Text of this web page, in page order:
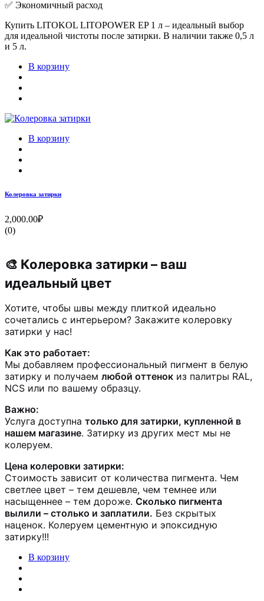
✅ Экономичный расход
Купить LITOKOL LITOPOWER EP 1 л – идеальный выбор
для идеальной чистоты после затирки. В наличии также 0,5 л
и 5 л.
В корзину
В корзину
Колеровка затирки
2,000.00₽
(0)
🎨 Колеровка затирки – ваш
идеальный цвет
Хотите, чтобы швы между плиткой идеально
сочетались с интерьером? Закажите колеровку
затирки у нас!
Как это работает:
Мы добавляем профессиональный пигмент в белую
затирку и получаем любой оттенок из палитры RAL,
NCS или по вашему образцу.
Важно:
Услуга доступна только для затирки, купленной в
нашем магазине. Затирку из других мест мы не
колеруем.
Цена колеровки затирки:
Стоимость зависит от количества пигмента. Чем
светлее цвет – тем дешевле, чем темнее или
насыщеннее – тем дороже. Сколько пигмента
вылили – столько и заплатили. Без скрытых
наценок. Колеруем цементную и эпоксидную
затирку!!!
В корзину